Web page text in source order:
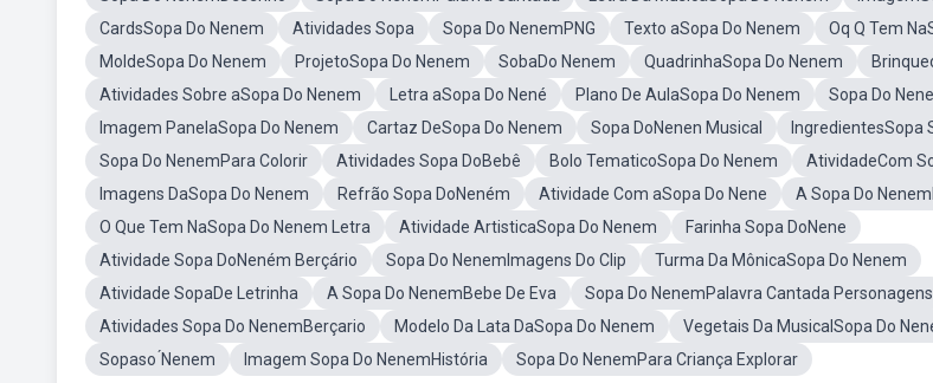
CardsSopa Do Nenem
Atividades Sopa Sopa Do NenemPNG Texto aSopa Do Nenem
Oq Q Tem
MoldeSopa Do Nenem
ProjetoSopa Do Nenem SobaDo Nenem QuadrinhaSopa Do Nenem
Atividades Sobre aSopa Do Nenem
Letra aSopa Do Nené Plano De AulaSopa Do Nenem
Sopa Do
Imagem PanelaSopa Do Nenem
Cartaz DeSopa Do Nenem Sopa DoNenen Musical
IngredientesSopa
Sopa Do NenemPara Colorir
Atividades Sopa DoBebê Bolo TematicoSopa Do Nenem
AtividadeCom
Imagens DaSopa Do Nenem
Refrão Sopa DoNeném Atividade Com aSopa Do Nene
A Sopa Do
O Que Tem NaSopa Do Nenem Letra
Atividade ArtisticaSopa Do Nenem
Farinha Sopa DoNene
Atividade Sopa DoNeném Berçário
Sopa Do NenemImagens Do Clip
Turma Da MônicaSopa Do Nenem
Atividade SopaDe Letrinha
A Sopa Do NenemBebe De Eva
Sopa Do NenemPalavra Cantada Personagens
Atividades Sopa Do NenemBerçario
Modelo Da Lata DaSopa Do Nenem
Vegetais Da MusicalSopa Do
Sopaso ́Nenem
Imagem Sopa Do NenemHistória Sopa Do NenemPara Criança Explorar